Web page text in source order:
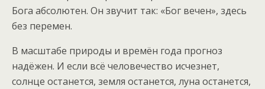
Бога абсолютен. Он звучит так: «Бог вечен», здесь
без перемен.
В масштабе природы и времён года прогноз
надёжен. И если всё человечество исчезнет,
солнце останется, земля останется, луна останется,